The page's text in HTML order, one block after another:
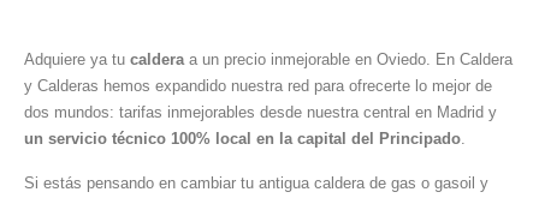
Adquiere ya tu caldera a un precio inmejorable en Oviedo. En Caldera
y Calderas hemos expandido nuestra red para ofrecerte lo mejor de
dos mundos: tarifas inmejorables desde nuestra central en Madrid y
un servicio técnico 100% local en la capital del Principado
Si estás pensando en cambiar tu antigua caldera de gas o gasoil y